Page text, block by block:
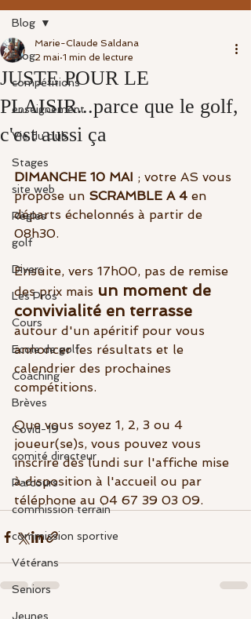
Blog
compétitions
enseignement
Vie du club
Stages
site web
Règles
golf
Divers
Les Pros
Cours
Ecole de golf
Coaching
Brèves
Covid-19
comité directeur
Parcours
commission terrain
commission sportive
Vétérans
Seniors
Jeunes
Blog
JUSTE POUR LE
PLAISIR...parce que le golf,
c'est aussi ça
Marie-Claude Saldana
2 mai 1 min de lecture
DIMANCHE 10 MAI ; votre AS vous
propose un SCRAMBLE A 4 en
départs échelonnés à partir de
08h30.
Ensuite, vers 17h00, pas de remise
des prix mais un moment de
convivialité en terrasse
autour d'un apéritif pour vous
annoncer les résultats et le
calendrier des prochaines
compétitions.
Que vous soyez 1, 2, 3 ou 4
joueur(se)s, vous pouvez vous
inscrire dès lundi sur l'affiche mise
à disposition à l'accueil ou par
téléphone au 04 67 39 03 09.